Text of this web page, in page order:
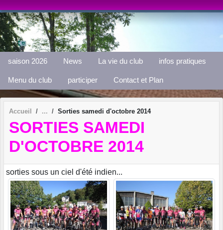
saison 2026 News La vie du club infos pratiques
Menu du club participer Contact et Plan
Accueil Sorties samedi d'octobre 2014
SORTIES SAMEDI
D'OCTOBRE 2014
sorties sous un ciel d'été indien...